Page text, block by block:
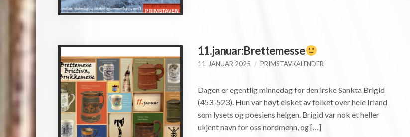
11.januar:Brettemesse
11. JANUAR 2025 PRIMSTAVKALENDER
Dagen er egentlig minnedag for den irske Sankta Brigid
(453-523). Hun var høyt elsket av folket over hele Irland
som lysets og poesiens helgen. Brigid var nok et heller
ukjent navn for oss nordmenn, og […]